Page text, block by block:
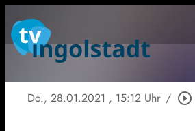
Do., 28.01.2021 , 15:12 Uhr / play_circle_outline